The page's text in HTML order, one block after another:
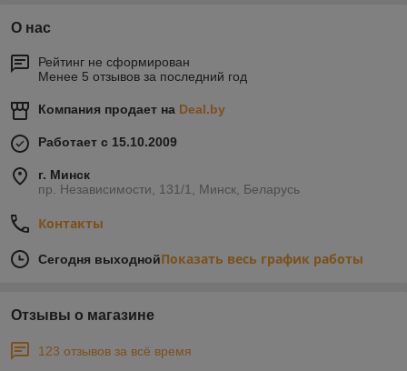
О нас
Рейтинг не сформирован
Менее 5 отзывов за последний год
Компания продает на Deal.by
Работает с 15.10.2009
г. Минск
пр. Независимости, 131/1, Минск, Беларусь
Контакты
Сегодня выходнойПоказать весь график работы
Отзывы о магазине
123 отзывов за всё время